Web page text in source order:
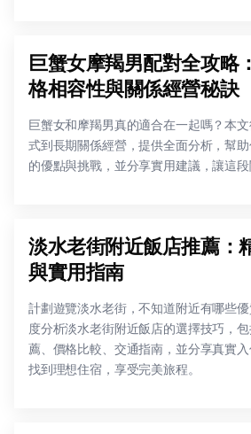
巨蟹女摩羯男配對全攻略
格相容性與關係經營秘訣
巨蟹女和摩羯男真的適合在一起嗎？本
式到長期關係經營，提供全面分析，幫
的優點與挑戰，並分享實用建議，讓這段
淡水老街附近飯店推薦：
與實用指南
計劃遊覽淡水老街，不知道附近有哪些
度分析淡水老街附近飯店的選擇技巧，
薦、價格比較、交通指南，並分享真實
找到理想住宿，享受完美旅程。